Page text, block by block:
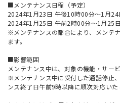
■メンテナンス日程（予定）
2024年1月23日 午後10時00分～1月
2024年1月25日 午前2時00分～1月25
※メンテナンスの都合により、メンテ
ます。
■影響範囲
メンテナンス中は、対象の機能・サー
※メンテナンス中に受付した通話停止
ンス終了日午前9時以降に順次対応いた